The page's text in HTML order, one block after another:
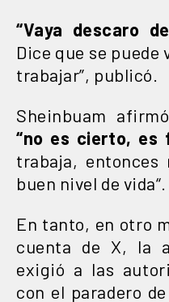
“Vaya descaro
Dice que se
trabajar”, publicó.
Sheinbuam
“no es cierto, es
trabaja, entonces
buen nivel de vida“.
En tanto, en otro
cuenta de X, la
exigió a las
con el paradero de